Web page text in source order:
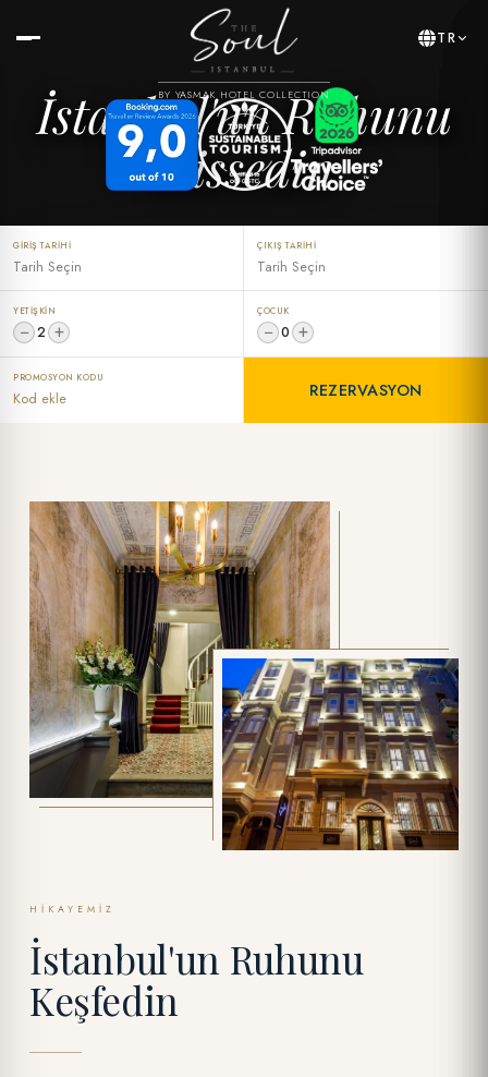
BY YASMAK HOTEL COLLECTION
TR
İstanbul'un Ruhunu
Hissedin
GIRIŞ TARIHI ÇIKIŞ TARIHI
YETIŞKIN
− 2 +
ÇOCUK
− 0 +
PROMOSYON KODU
REZERVASYON
HIKAYEMIZ
İstanbul'un Ruhunu
Keşfedin